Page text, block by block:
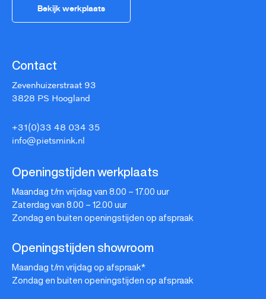
Bekijk werkplaats
Contact
Zevenhuizerstraat 93
3828 PS Hoogland
+31(0)33 48 034 35
info@pietsmink.nl
Openingstijden werkplaats
Maandag t/m vrijdag van 8.00 – 17.00 uur
Zaterdag van 8.00 – 12.00 uur
Zondag en buiten openingstijden op afspraak
Openingstijden showroom
Maandag t/m vrijdag op afspraak*
Zondag en buiten openingstijden op afspraak